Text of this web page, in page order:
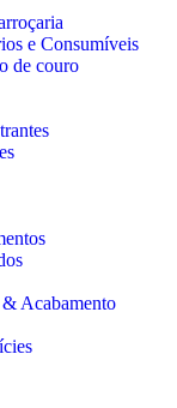
e Consumíveis
de couro
& Acabamento